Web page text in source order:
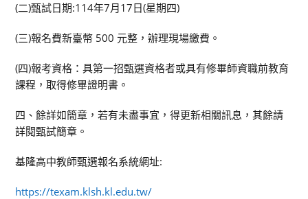
(二)甄試日期:114年7月17日(星期四)
(三)報名費新臺幣 500 元整，辦理現場繳費。
(四)報考資格：具第一招甄選資格者或具有修畢師資職前教育
課程，取得修畢證明書。
四、餘詳如簡章，若有未盡事宜，得更新相關訊息，其餘請
詳閱甄試簡章。
基隆高中教師甄選報名系統網址:
https://texam.klsh.kl.edu.tw/